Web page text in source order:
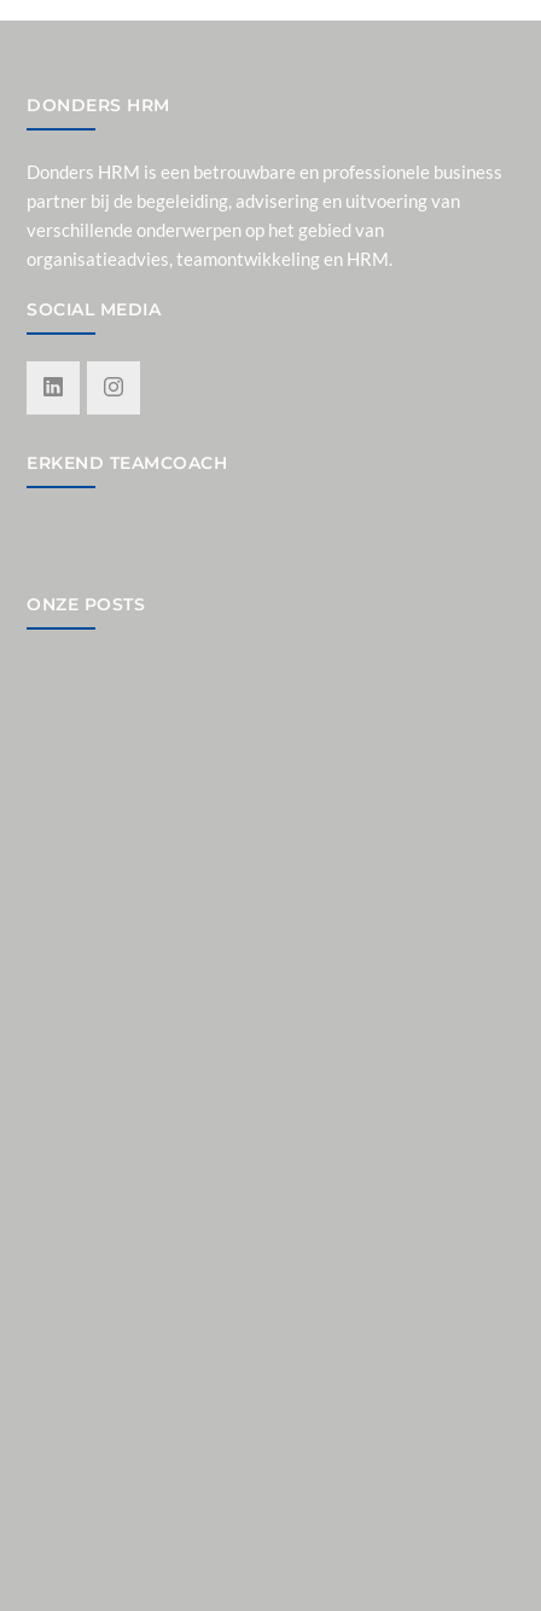
DONDERS HRM
Donders HRM is een betrouwbare en professionele business
partner bij de begeleiding, advisering en uitvoering van
verschillende onderwerpen op het gebied van
organisatieadvies, teamontwikkeling en HRM.
SOCIAL MEDIA
ERKEND TEAMCOACH
ONZE POSTS